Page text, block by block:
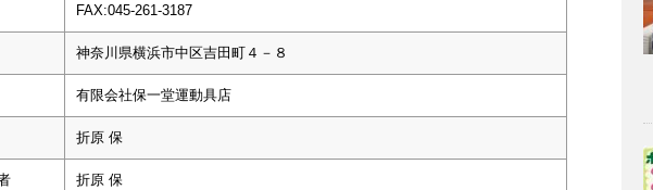
FAX:045-261-3187
神奈川県横浜市中区吉田町４－８
有限会社保一堂運動具店
折原 保
折原 保